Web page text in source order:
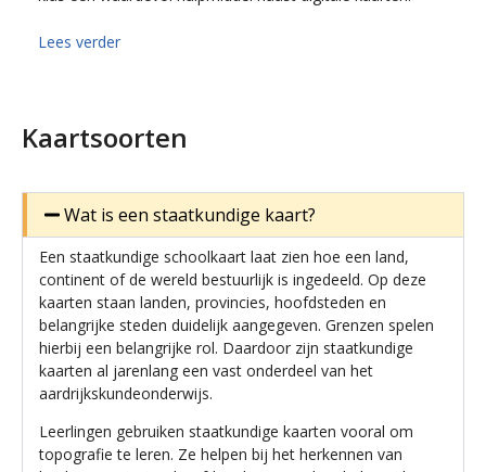
Lees verder
Kaartsoorten
Wat is een staatkundige kaart?
Een staatkundige schoolkaart laat zien hoe een land,
continent of de wereld bestuurlijk is ingedeeld. Op deze
kaarten staan landen, provincies, hoofdsteden en
belangrijke steden duidelijk aangegeven. Grenzen spelen
hierbij een belangrijke rol. Daardoor zijn staatkundige
kaarten al jarenlang een vast onderdeel van het
aardrijkskundeonderwijs.
Leerlingen gebruiken staatkundige kaarten vooral om
topografie te leren. Ze helpen bij het herkennen van